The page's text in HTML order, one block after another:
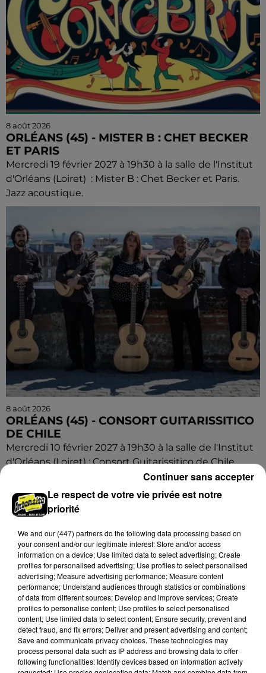
8 août 2026
ORLÉANS (45) - MISTER B : CHET BECKER
ET PARIS
Mercredi 19 février 2027 à 19h30 à la salle de l'Institut
d'Orléans (Loiret) : Mister B : Chet Becker et Paris.
Jazz acoustique.
8 août 2026
ORLÉANS (45) - CONSORT GUITARISSITICO
DE CHILE
Mercredi 10 février 2027 à 19h30 à la salle de l'Institut
d'Orléans (Loiret) : Consort Guitarissitico de Chile.
Concert de guitares. Entrée libre.
Le respect de votre vie privée est notre
priorité
We and our (447) partnersdo the following data processing based on
your consent and/or our legitimate interest: Store and/or access
information on a device; Use limited data to select advertising; Create
profiles for personalised advertising; Use profiles to select personalised
advertising; Measure advertising performance; Measure content
performance; Understand audiences through statistics or combinations
of data from different sources; Develop and improve services; Create
profiles to personalise content; Use profiles to select personalised
content; Use limited data to select content; Ensure security, prevent and
detect fraud, and fix errors; Deliver and present advertising and content;
Save and communicate privacy choices. These technologies may
process personal data such as IP address and browsing data to offer
following functionalities: Identify devices based on information actively
Continuer sans accepter